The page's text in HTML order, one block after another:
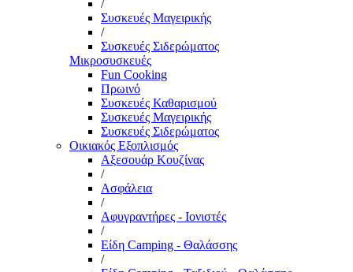
/
Συσκευές Μαγειρικής
/
Συσκευές Σιδερώματος
Μικροσυσκευές
Fun Cooking
Πρωινό
Συσκευές Καθαρισμού
Συσκευές Μαγειρικής
Συσκευές Σιδερώματος
Οικιακός Εξοπλισμός
Αξεσουάρ Κουζίνας
/
Ασφάλεια
/
Αφυγραντήρες - Ιονιστές
/
Είδη Camping - Θαλάσσης
/